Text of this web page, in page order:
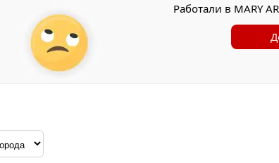
Работали в MARY